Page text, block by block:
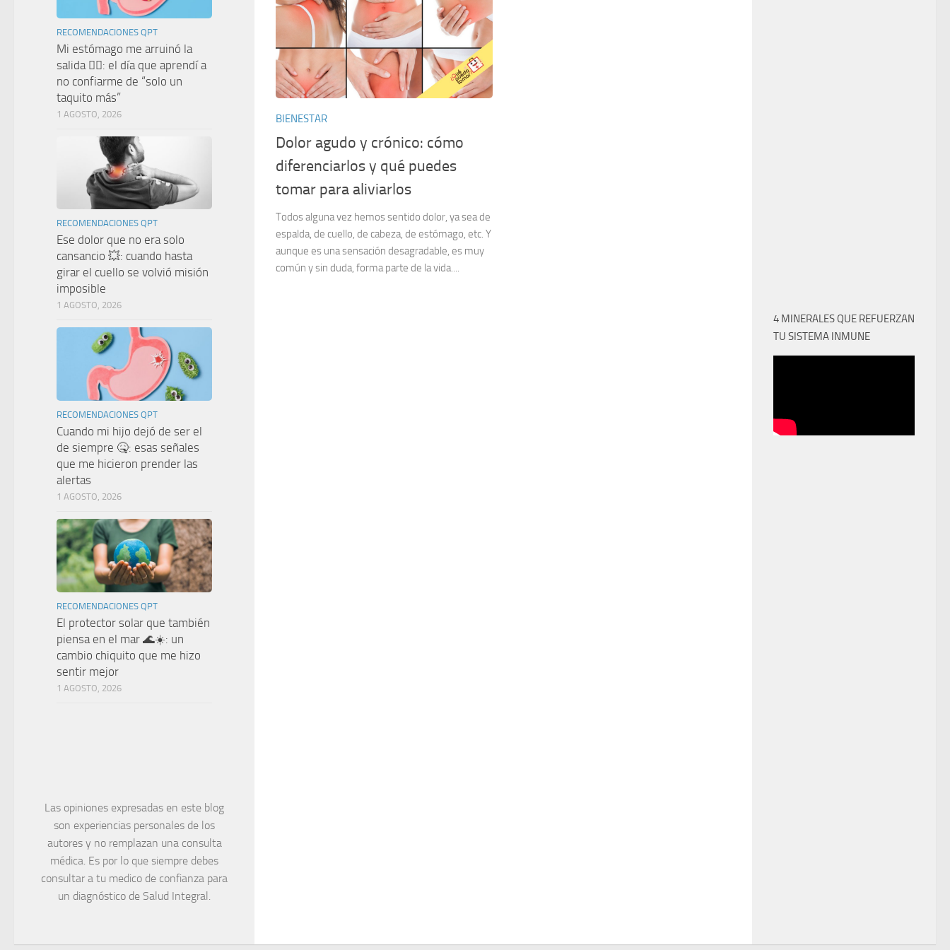
BIENESTAR
Dolor agudo y crónico: cómo
diferenciarlos y qué puedes
tomar para aliviarlos
Todos alguna vez hemos sentido dolor, ya sea de
espalda, de cuello, de cabeza, de estómago, etc. Y
aunque es una sensación desagradable, es muy
común y sin duda, forma parte de la vida....
RECOMENDACIONES QPT
Mi estómago me arruinó la
salida 🤦‍♀️: el día que aprendí a
no confiarme de “solo un
taquito más”
1 AGOSTO, 2026
RECOMENDACIONES QPT
Ese dolor que no era solo
cansancio 💥: cuando hasta
girar el cuello se volvió misión
imposible
1 AGOSTO, 2026
RECOMENDACIONES QPT
Cuando mi hijo dejó de ser el
de siempre 🤒: esas señales
que me hicieron prender las
alertas
1 AGOSTO, 2026
RECOMENDACIONES QPT
El protector solar que también
piensa en el mar 🌊☀️: un
cambio chiquito que me hizo
sentir mejor
1 AGOSTO, 2026
Las opiniones expresadas en este blog
son experiencias personales de los
autores y no remplazan una consulta
médica. Es por lo que siempre debes
consultar a tu medico de confianza para
un diagnóstico de Salud Integral.
4 MINERALES QUE REFUERZAN
TU SISTEMA INMUNE